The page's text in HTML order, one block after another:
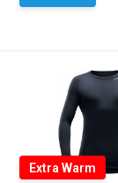
Extra Warm